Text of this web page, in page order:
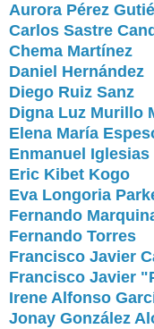
Aurora Pérez
Carlos Sastre
Chema Martínez
Daniel Hernández
Diego Ruiz Sanz
Digna Luz Murillo
Elena María
Enmanuel Iglesias
Eric Kibet Kogo
Eva Longoria
Fernando
Fernando Torres
Francisco Javier
Francisco Javier
Irene Alfonso
Jonay González